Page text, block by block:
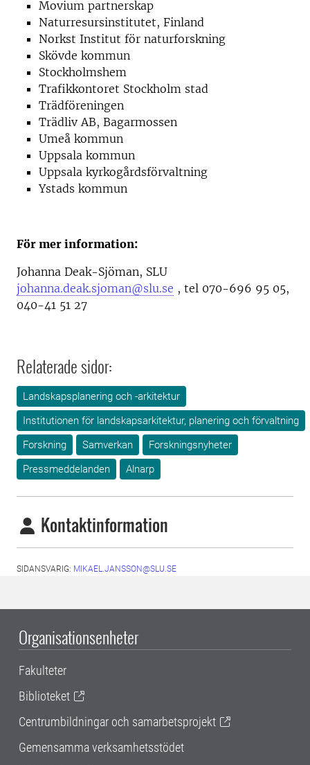
Movium partnerskap
Naturresursinstitutet, Finland
Norkst Institut för naturforskning
Skövde kommun
Stockholmshem
Trafikkontoret Stockholm stad
Trädföreningen
Trädliv AB, Bagarmossen
Umeå kommun
Uppsala kommun
Uppsala kyrkogårdsförvaltning
Ystads kommun
För mer information:
Johanna Deak-Sjöman, SLU
johanna.deak.sjoman@slu.se , tel 070-696 95 05,
040-41 51 27
Relaterade sidor:
Landskapsplanering och -arkitektur
Institutionen för landskapsarkitektur, planering och förvaltning
Forskning
Samverkan
Forskningsnyheter
Pressmeddelanden
Alnarp
Kontaktinformation
SIDANSVARIG: MIKAEL.JANSSON@SLU.SE
Organisationsenheter
Fakulteter
Biblioteket
Centrumbildningar och samarbetsprojekt
Gemensamma verksamhetsstödet